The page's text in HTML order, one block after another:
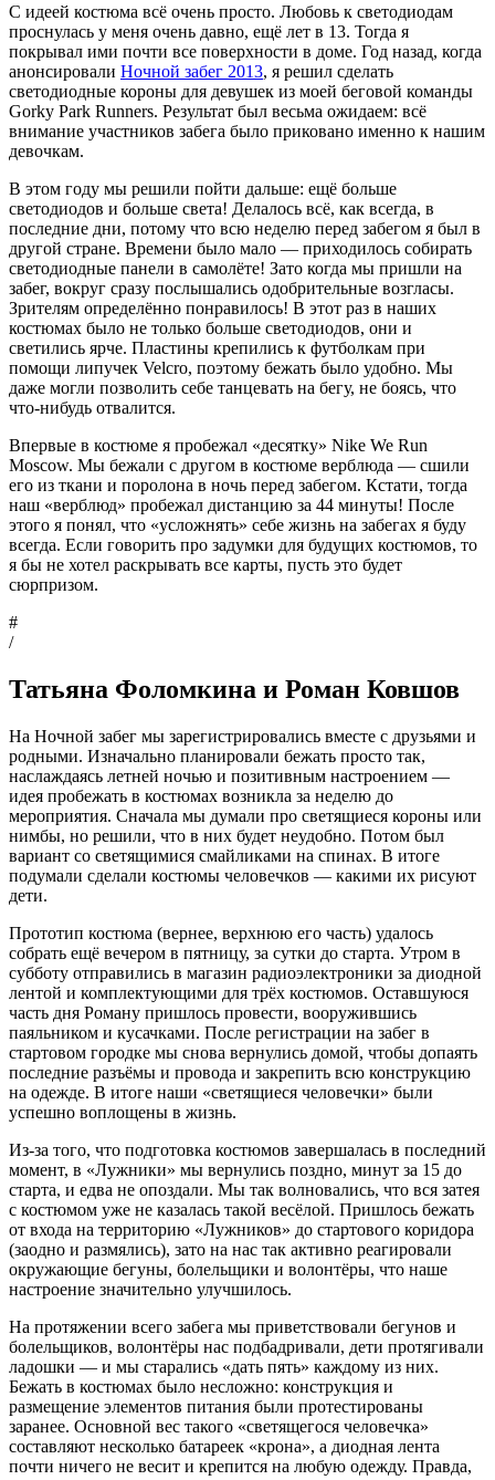
С идеей костюма всё очень просто. Любовь к светодиодам
проснулась у меня очень давно, ещё лет в 13. Тогда я
покрывал ими почти все поверхности в доме. Год назад, когда
анонсировали Ночной забег 2013, я решил сделать
светодиодные короны для девушек из моей беговой команды
Gorky Park Runners. Результат был весьма ожидаем: всё
внимание участников забега было приковано именно к нашим
девочкам.
В этом году мы решили пойти дальше: ещё больше
светодиодов и больше света! Делалось всё, как всегда, в
последние дни, потому что всю неделю перед забегом я был в
другой стране. Времени было мало — приходилось собирать
светодиодные панели в самолёте! Зато когда мы пришли на
забег, вокруг сразу послышались одобрительные возгласы.
Зрителям определённо понравилось! В этот раз в наших
костюмах было не только больше светодиодов, они и
светились ярче. Пластины крепились к футболкам при
помощи липучек Velcro, поэтому бежать было удобно. Мы
даже могли позволить себе танцевать на бегу, не боясь, что
что-нибудь отвалится.
Впервые в костюме я пробежал «десятку» Nike We Run
Moscow. Мы бежали с другом в костюме верблюда — сшили
его из ткани и поролона в ночь перед забегом. Кстати, тогда
наш «верблюд» пробежал дистанцию за 44 минуты! После
этого я понял, что «усложнять» себе жизнь на забегах я буду
всегда. Если говорить про задумки для будущих костюмов, то
я бы не хотел раскрывать все карты, пусть это будет
сюрпризом.
#
/
Татьяна Фоломкина и Роман Ковшов
На Ночной забег мы зарегистрировались вместе с друзьями и
родными. Изначально планировали бежать просто так,
наслаждаясь летней ночью и позитивным настроением —
идея пробежать в костюмах возникла за неделю до
мероприятия. Сначала мы думали про светящиеся короны или
нимбы, но решили, что в них будет неудобно. Потом был
вариант со светящимися смайликами на спинах. В итоге
подумали сделали костюмы человечков — какими их рисуют
дети.
Прототип костюма (вернее, верхнюю его часть) удалось
собрать ещё вечером в пятницу, за сутки до старта. Утром в
субботу отправились в магазин радиоэлектроники за диодной
лентой и комплектующими для трёх костюмов. Оставшуюся
часть дня Роману пришлось провести, вооружившись
паяльником и кусачками. После регистрации на забег в
стартовом городке мы снова вернулись домой, чтобы допаять
последние разъёмы и провода и закрепить всю конструкцию
на одежде. В итоге наши «светящиеся человечки» были
успешно воплощены в жизнь.
Из-за того, что подготовка костюмов завершалась в последний
момент, в «Лужники» мы вернулись поздно, минут за 15 до
старта, и едва не опоздали. Мы так волновались, что вся затея
с костюмом уже не казалась такой весёлой. Пришлось бежать
от входа на территорию «Лужников» до стартового коридора
(заодно и размялись), зато на нас так активно реагировали
окружающие бегуны, болельщики и волонтёры, что наше
настроение значительно улучшилось.
На протяжении всего забега мы приветствовали бегунов и
болельщиков, волонтёры нас подбадривали, дети протягивали
ладошки — и мы старались «дать пять» каждому из них.
Бежать в костюмах было несложно: конструкция и
размещение элементов питания были протестированы
заранее. Основной вес такого «светящегося человечка»
составляют несколько батареек «крона», а диодная лента
почти ничего не весит и крепится на любую одежду. Правда,